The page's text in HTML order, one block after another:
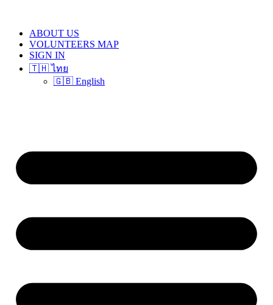
ABOUT US
VOLUNTEERS MAP
SIGN IN
🇹🇭 ไทย
🇬🇧 English